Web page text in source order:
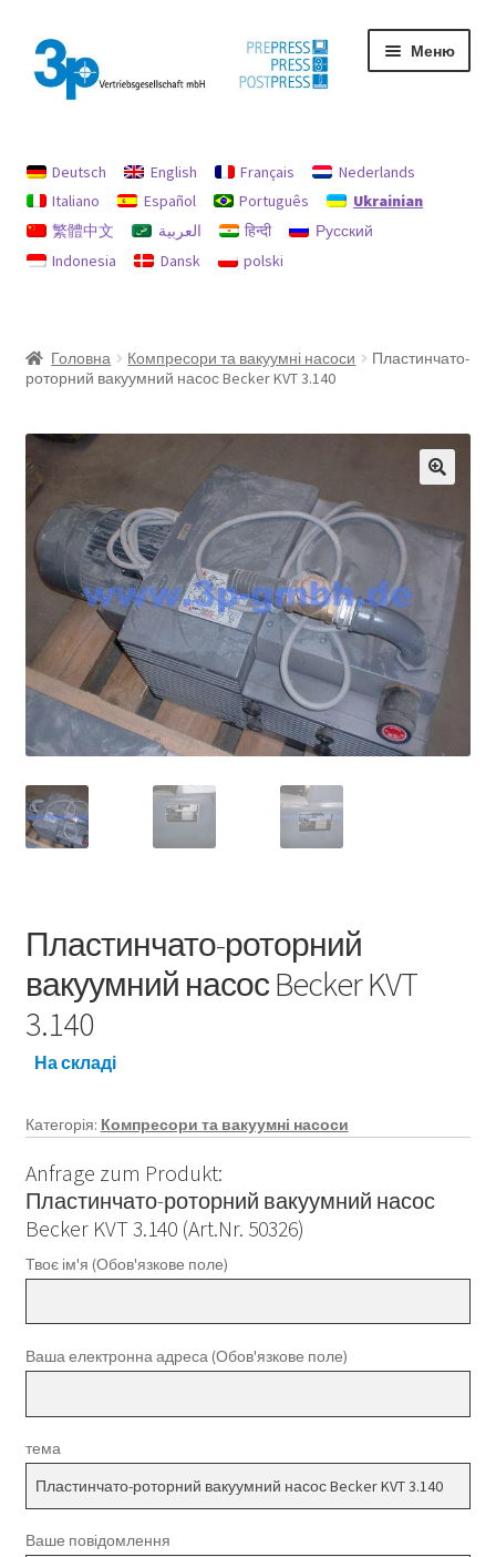
Перейти
до
навігації
Перейти
до
вмісту
Меню
My Account
Privacy Policy
Deutsch English Français
Nederlands
Italiano
Español Português
Ukrainian
繁體中文
العربية हिन्दी
Русский
Indonesia
Dansk polski
Головна Компресори та вакуумні насоси
Пластинчато-
роторний вакуумний насос Becker KVT 3.140
Пластинчато-роторний
вакуумний насос Becker KVT
3.140
На складі
Категорія: Компресори та вакуумні насоси
Anfrage zum Produkt:
Пластинчато-роторний вакуумний насос
Becker KVT 3.140 (Art.Nr. 50326)
Твоє ім'я (Обов'язкове поле)
Ваша електронна адреса (Обов'язкове поле)
тема
Ваше повідомлення